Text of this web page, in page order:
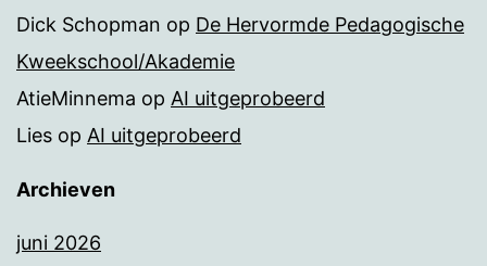
Dick Schopman op De Hervormde Pedagogische
Kweekschool/Akademie
AtieMinnema op AI uitgeprobeerd
Lies op AI uitgeprobeerd
Archieven
juni 2026